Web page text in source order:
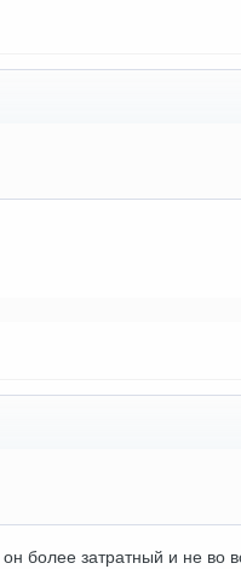
более затратный и не во